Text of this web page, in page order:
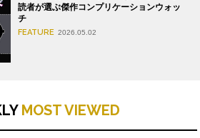
読者が選ぶ傑作コンプリケーションウォッ
チ
FEATURE 2026.05.02
MOST VIEWED